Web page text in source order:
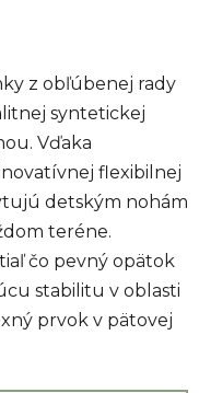
z obľúbenej rady
syntetickej
Vďaka
flexibilnej
detským nohám
teréne.
čo pevný opätok
stabilitu v oblasti
prvok v pätovej